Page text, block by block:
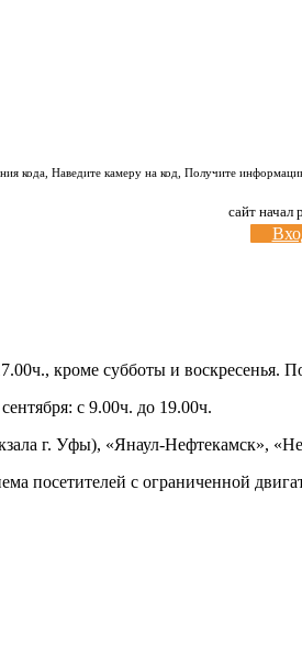
кода, Наведите камеру на код, Получите
сайт начал
кроме субботы и воскресенья.
с 9.00ч. до 19.00ч.
г. Уфы), «Янаул-Нефтекамск»,
посетителей с ограниченной